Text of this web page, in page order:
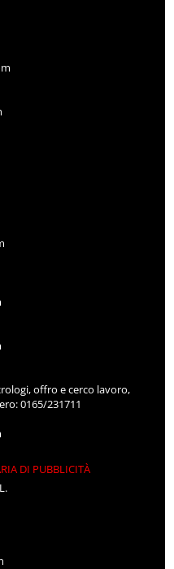
offro e cerco lavoro,
0165/231711
DI PUBBLICITÀ